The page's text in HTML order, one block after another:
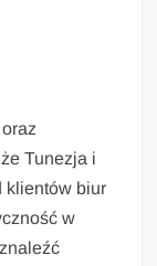
Tunezja i
klientów biur
w